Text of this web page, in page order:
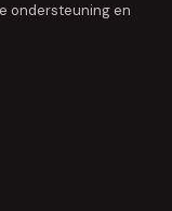
ondersteuning en